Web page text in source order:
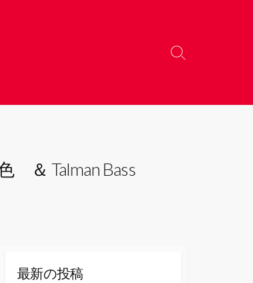
検
替
＆ Talman Bass
最新の投稿